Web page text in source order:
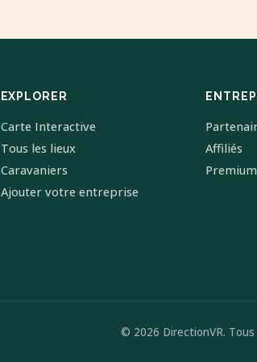
EXPLORER
Carte Interactive
Tous les lieux
Caravaniers
Ajouter votre entreprise
Affiliés
Premium
© 2026 DirectionVR.